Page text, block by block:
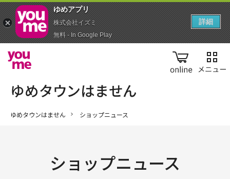
online
ゆめタウンはません ショップニュース
ショップニュース
ゆめアプ‪リ‬
株式会社イズミ
無料 - In Google Play
詳細